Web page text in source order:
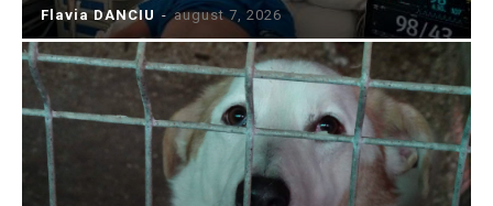
Flavia DANCIU - august 7, 2026